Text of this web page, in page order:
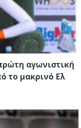
αγωνιστική
το μακρινό Ελ